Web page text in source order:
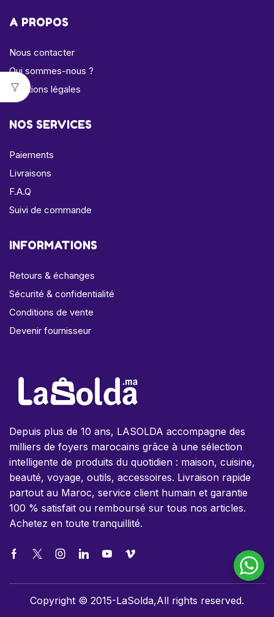
A PROPOS
Nous contacter
Qui sommes-nous ?
Mentions légales
NOS SERVICES
Paiements
Livraisons
F.A.Q
Suivi de commande
INFORMATIONS
Retours & échanges
Sécurité & confidentialité
Conditions de vente
Devenir fournisseur
Depuis plus de 10 ans, LASOLDA accompagne des
milliers de foyers marocains grâce à une sélection
intelligente de produits du quotidien : maison, cuisine,
beauté, voyage, outils, accessoires. Livraison rapide
partout au Maroc, service client humain et garantie
100 % satisfait ou remboursé sur tous nos articles.
Achetez en toute tranquillité.
Copyright © 2015-LaSolda,All rights reserved.